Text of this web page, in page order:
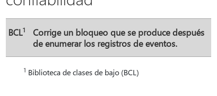
BCL1
Corrige un bloqueo que se produce después
de enumerar los registros de eventos.
1 Biblioteca de clases de bajo (BCL)